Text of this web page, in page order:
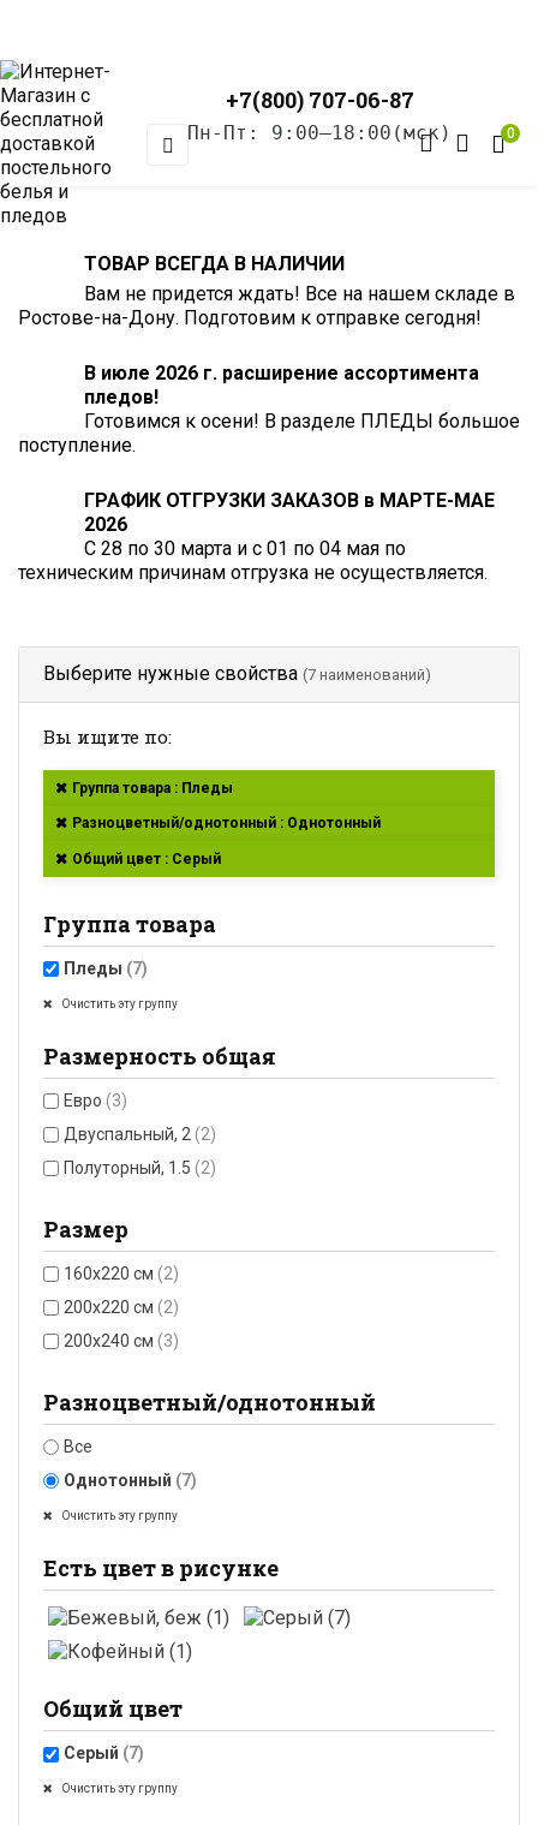
Toggle
☰
+7(800) 707-06-87
Пн-Пт: 9:00–18:00(мск) 0
ТОВАР ВСЕГДА В НАЛИЧИИ
Вам не придется ждать! Все на нашем складе в
Ростове-на-Дону. Подготовим к отправке сегодня!
В июле 2026 г. расширение ассортимента
пледов!
Готовимся к осени! В разделе ПЛЕДЫ большое
поступление.
ГРАФИК ОТГРУЗКИ ЗАКАЗОВ в МАРТЕ-МАЕ
2026
С 28 по 30 марта и с 01 по 04 мая по
техническим причинам отгрузка не осуществляется.
Выберите нужные свойства (7 наименований)
Вы ищите по:
Группа товара : Пледы
Разноцветный/однотонный : Однотонный
Общий цвет : Серый
Группа товара
Пледы (7)
Очистить эту группу
Размерность общая
Евро (3)
Двуспальный, 2 (2)
Полуторный, 1.5 (2)
Размер
160x220 см (2)
200x220 см (2)
200x240 см (3)
Разноцветный/однотонный
Все
Однотонный (7)
Очистить эту группу
Есть цвет в рисунке
Общий цвет
Серый (7)
Очистить эту группу